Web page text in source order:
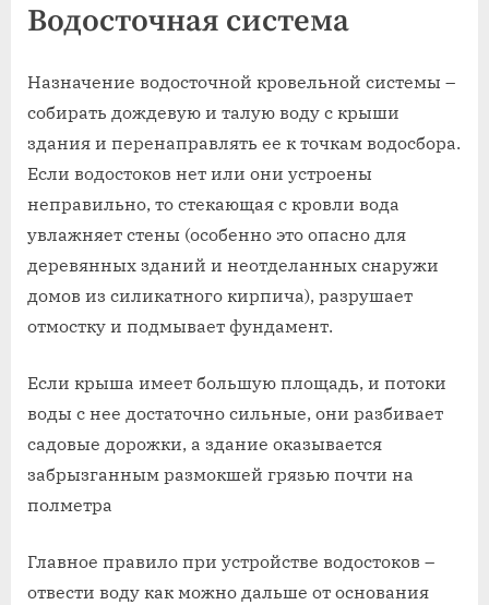
Водосточная система
Назначение водосточной кровельной системы –
собирать дождевую и талую воду с крыши
здания и перенаправлять ее к точкам водосбора.
Если водостоков нет или они устроены
неправильно, то стекающая с кровли вода
увлажняет стены (особенно это опасно для
деревянных зданий и неотделанных снаружи
домов из силикатного кирпича), разрушает
отмостку и подмывает фундамент.
Если крыша имеет большую площадь, и потоки
воды с нее достаточно сильные, они разбивает
садовые дорожки, а здание оказывается
забрызганным размокшей грязью почти на
полметра
Главное правило при устройстве водостоков –
отвести воду как можно дальше от основания